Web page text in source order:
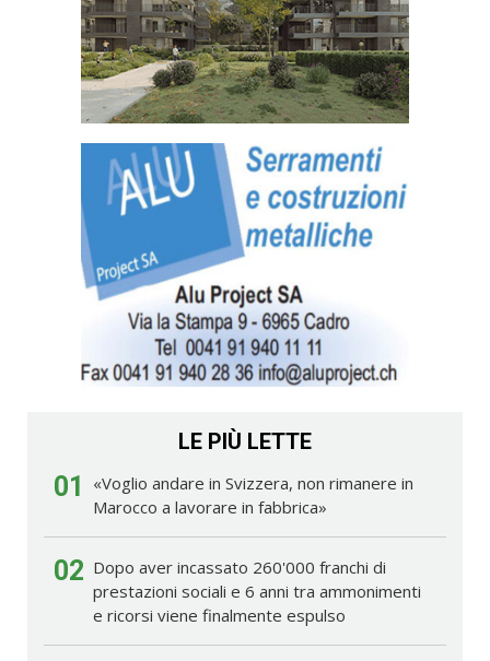
LE PIÙ LETTE
01
«Voglio andare in Svizzera, non rimanere in
Marocco a lavorare in fabbrica»
02 Dopo aver incassato 260'000 franchi di
prestazioni sociali e 6 anni tra ammonimenti
e ricorsi viene finalmente espulso